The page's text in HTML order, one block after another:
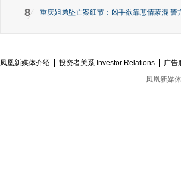
8 重庆姐弟坠亡案细节：凶手欲靠悲情蒙混 警
凤凰新媒体介绍 投资者关系 Investor Relations 广告
凤凰新媒体